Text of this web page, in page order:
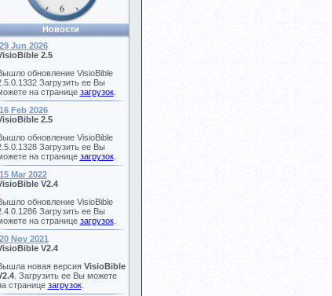
Новости
29 Jun 2026
2.5
обновление VisioBible
Загрузить ее Вы
на странице загрузок.
16 Feb 2026
2.5
обновление VisioBible
Загрузить ее Вы
на странице загрузок.
15 Mar 2022
V2.4
обновление VisioBible
Загрузить ее Вы
на странице загрузок.
20 Nov 2021
V2.4
новая версия VisioBible
. Загрузить ее Вы можете
странице загрузок.